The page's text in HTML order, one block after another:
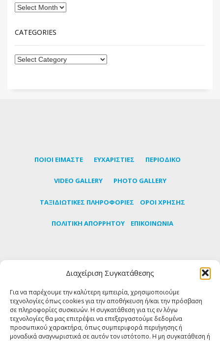
Διαχείριση Συγκατάθεσης
Για να παρέχουμε την καλύτερη εμπειρία, χρησιμοποιούμε
τεχνολογίες όπως cookies για την αποθήκευση ή/και την πρόσβαση
σε πληροφορίες συσκευών. Η συγκατάθεση για τις εν λόγω
τεχνολογίες θα μας επιτρέψει να επεξεργαστούμε δεδομένα
προσωπικού χαρακτήρα, όπως συμπεριφορά περιήγησης ή
μοναδικά αναγνωριστικά σε αυτόν τον ιστότοπο. Η μη συγκατάθεση ή
CATEGORIES
ΠΟΙΟΙ ΕΙΜΑΣΤΕ ΕΥΧΑΡΙΣΤΙΕΣ ΠΕΡΙΟΔΙΚΟ
VIDEO GALLERY PHOTO GALLERY
TΑΞΙΔΙΩΤΙΚΕΣ ΠΛΗΡΟΦΟΡΙΕΣ ΟΡΟΙ ΧΡΗΣΗΣ
ΠΟΛΙΤΙΚΗ ΑΠΟΡΡΗΤΟΥ ΕΠΙΚΟΙΝΩΝΙΑ
πρώτοι τα τελευταία νέα για την Τήνο
ΕΓΓΡΑΦΗ
FOLLOW US